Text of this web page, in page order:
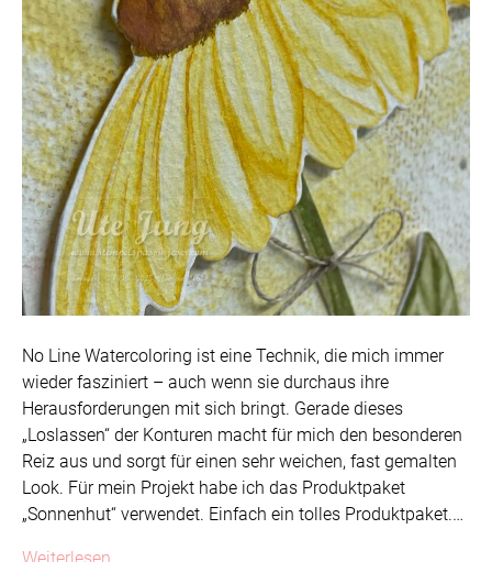
No Line Watercoloring ist eine Technik, die mich immer
wieder fasziniert – auch wenn sie durchaus ihre
Herausforderungen mit sich bringt. Gerade dieses
„Loslassen“ der Konturen macht für mich den besonderen
Reiz aus und sorgt für einen sehr weichen, fast gemalten
Look. Für mein Projekt habe ich das Produktpaket
„Sonnenhut“ verwendet. Einfach ein tolles Produktpaket.…